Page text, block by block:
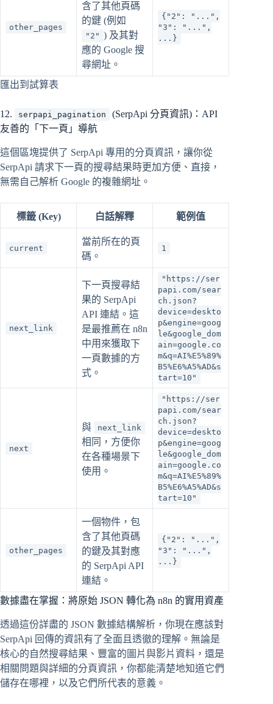
other_pages
含了其他頁碼
的鍵 (例如
"2" ) 及其對
應的 Google 搜
尋網址。
{"2": "...",
"3": "...",
...}
匯出到試算表
12. serpapi_pagination
(SerpApi 分頁資訊)：API
友善的「下一頁」導航
這個區塊提供了 SerpApi 專用的分頁資訊，讓你從
SerpApi 請求下一頁的搜尋結果時更加方便、直接，
無需自己解析 Google 的複雜網址。
標籤 (Key) 白話解釋 範例值
current
當前所在的頁
碼。
1
next_link
下一頁搜尋結
果的 SerpApi
API 連結。這
是最推薦在 n8n
中用來獲取下
一頁數據的方
式。
"https://ser
papi.com/sear
ch.json?
device=deskto
p&engine=goog
le&google_dom
ain=google.co
m&q=AI%E5%89%
B5%E6%A5%AD&s
tart=10"
next
與 next_link
相同，方便你
在各種場景下
使用。
"https://ser
papi.com/sear
ch.json?
device=deskto
p&engine=goog
le&google_dom
ain=google.co
m&q=AI%E5%89%
B5%E6%A5%AD&s
tart=10"
other_pages
一個物件，包
含了其他頁碼
的鍵及其對應
的 SerpApi API
連結。
{"2": "...",
"3": "...",
...}
數據盡在掌握：將原始 JSON 轉化為 n8n 的實用資產
透過這份詳盡的 JSON 數據結構解析，你現在應該對
SerpApi 回傳的資訊有了全面且透徹的理解。無論是
核心的自然搜尋結果、豐富的圖片與影片資料，還是
相關問題與詳細的分頁資訊，你都能清楚地知道它們
儲存在哪裡，以及它們所代表的意義。